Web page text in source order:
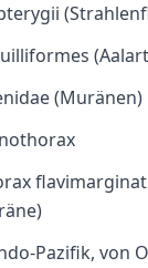
(Muränen)
Pazifik, von